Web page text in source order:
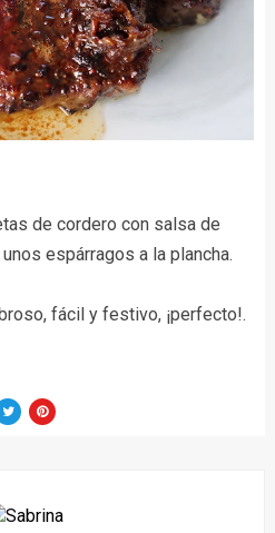
de cordero con salsa de
espárragos a la plancha.
fácil y festivo, ¡perfecto!.